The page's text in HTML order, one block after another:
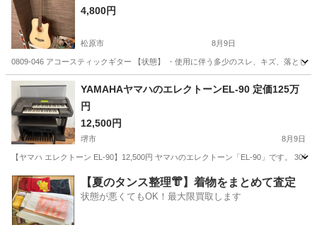
4,800円
松原市 8月9日
0809-046 アコースティックギター 【状態】 ・使用に伴う多少のスレ、キズ、落と
大阪 松原市 弦楽器、ギター アコースティックギター
YAMAHAヤマハのエレクトーンEL-90 定価125万
円
12,500円
堺市 8月9日
【ヤマハ エレクトーン EL-90】12,500円 ヤマハのエレクトーン「EL-90」です。 30
大阪 堺市 鍵盤楽器、ピアノ
【夏のタンス整理👘】着物をまとめて査定
状態が悪くてもOK！最大限買取します